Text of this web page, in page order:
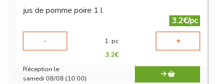
jus de pomme poire 1 l
3.2€/pc
-
1 pc +
3.2€
Réception le
samedi 08/08 (10:00)